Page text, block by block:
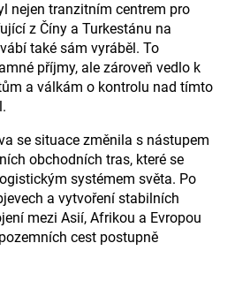
nejen tranzitním centrem pro
z Číny a Turkestánu na
také sám vyráběl. To
příjmy, ale zároveň vedlo k
a válkám o kontrolu nad tímto
se situace změnila s nástupem
obchodních tras, které se
systémem světa. Po
a vytvoření stabilních
mezi Asií, Afrikou a Evropou
cest postupně